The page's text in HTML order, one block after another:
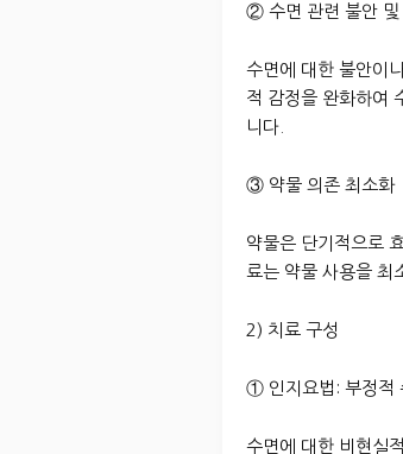
② 수면 관련 불안 및
수면에 대한 불안이
적 감정을 완화하여
니다.
③ 약물 의존 최소화
약물은 단기적으로
료는 약물 사용을 최
2) 치료 구성
① 인지요법: 부정적
수면에 대한 비현실